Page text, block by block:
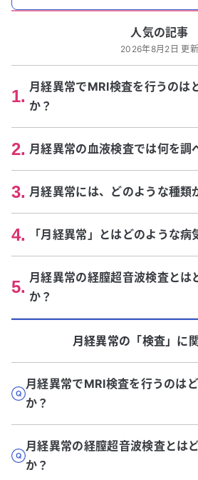
人気の記事
2026年8月2日 更新
1. 月経異常でMRI検査を行うのは
か？
2. 月経異常の血液検査では何を調
3. 月経異常には、どのような種類
4. 「月経異常」とはどのような病
5. 月経異常の経膣超音波検査とは
か？
月経異常の「検査」に
月経異常でMRI検査を行うのは
か？
月経異常の経膣超音波検査とは
か？